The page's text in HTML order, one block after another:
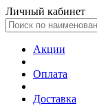
Личный кабинет
Акции
Оплата
Доставка